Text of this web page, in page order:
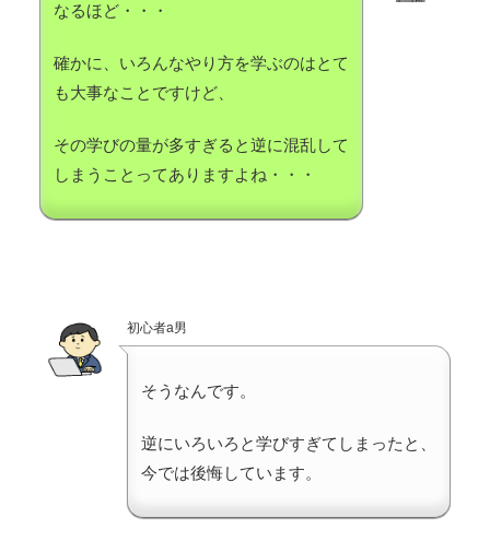
なるほど・・・
確かに、いろんなやり方を学ぶのはとて
も大事なことですけど、
その学びの量が多すぎると逆に混乱して
しまうことってありますよね・・・
初心者a男
そうなんです。
逆にいろいろと学びすぎてしまったと、
今では後悔しています。